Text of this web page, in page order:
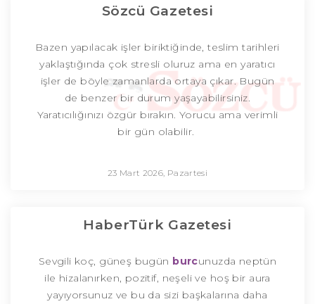
Sözcü Gazetesi
Bazen yapılacak işler biriktiğinde, teslim tarihleri
yaklaştığında çok stresli oluruz ama en yaratıcı
işler de böyle zamanlarda ortaya çıkar. Bugün
de benzer bir durum yaşayabilirsiniz.
Yaratıcılığınızı özgür bırakın. Yorucu ama verimli
bir gün olabilir.
23 Mart 2026, Pazartesi
HaberTürk Gazetesi
Sevgili koç, güneş bugün burcunuzda neptün
ile hizalanırken, pozitif, neşeli ve hoş bir aura
yayıyorsunuz ve bu da sizi başkalarına daha